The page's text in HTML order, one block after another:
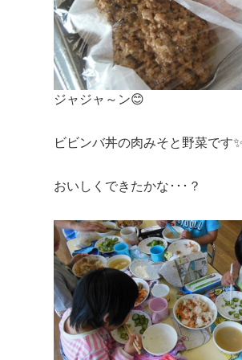
ジャジャ～ン😊
ビビンバ丼の肉みそと野菜です✨
おいしくできたかな･･･？